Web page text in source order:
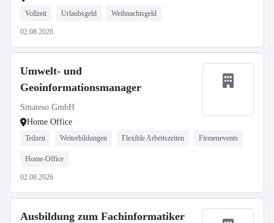
Vollzeit Urlaubsgeld Weihnachtsgeld
02.08.2026
Umwelt- und
Geoinformationsmanager
Smateso GmbH
Home Office
Teilzeit Weiterbildungen Flexible Arbeitszeiten Firmenevents
Home-Office
02.08.2026
Ausbildung zum Fachinformatiker